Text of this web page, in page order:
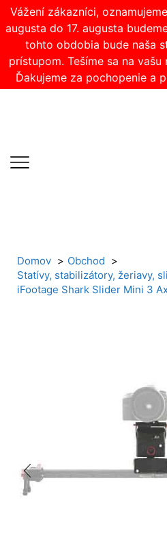
Vážení zákazníci,
augusta do 17. augusta
tohto obdobia bude naša
prístupom. Tešíme sa na
Ďakujeme za pochopenie a
Domov
Obchod
Statívy, stabilizátory, žeriavy,
iFootage Shark Slider Mini 3